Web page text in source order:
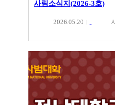
사림소식지(2026-3호)
2026.05.20